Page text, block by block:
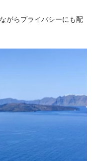
がらプライバシーにも配